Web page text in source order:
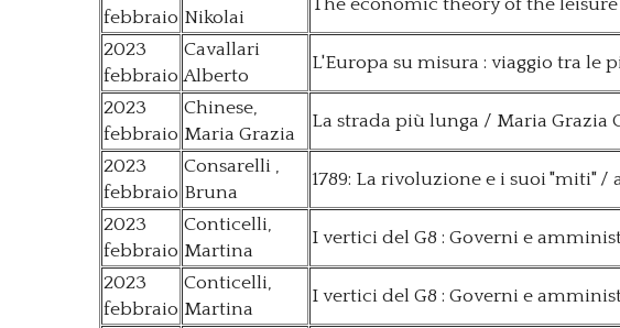
febbraio Nikolai
The economic theory of the
2023
febbraio
Cavallari
Alberto
L'Europa su misura : viaggio tra
2023
febbraio
Chinese,
Maria Grazia
La strada più lunga / Maria Grazia
2023
febbraio
Consarelli ,
Bruna
1789: La rivoluzione e i suoi "miti"
2023
febbraio
Conticelli,
Martina
I vertici del G8 : Governi e
2023
febbraio
Conticelli,
Martina
I vertici del G8 : Governi e